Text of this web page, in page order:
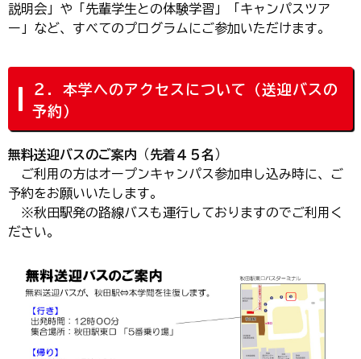
説明会」や「先輩学生との体験学習」「キャンパスツア
ー」など、すべてのプログラムにご参加いただけます。
２．本学へのアクセスについて（送迎バスの
予約）
無料送迎バスのご案内 （ 先着４５名 ）
ご利用の方はオープンキャンパス参加申し込み時に、ご
予約をお願いいたします。
※秋田駅発の路線バスも運行しておりますのでご利用く
ださい。